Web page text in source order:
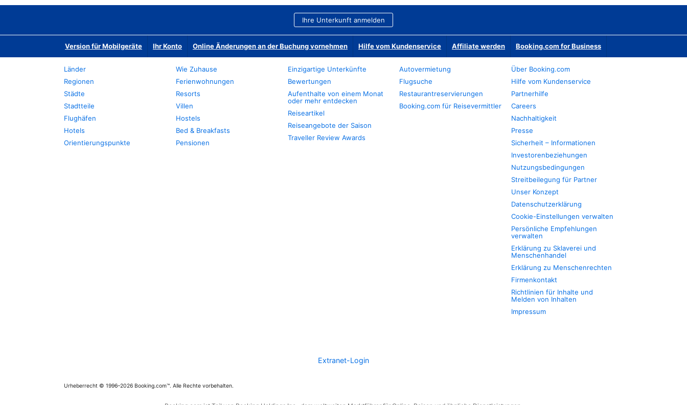
Ihre Unterkunft anmelden
Version für Mobilgeräte Ihr Konto Online Änderungen an der Buchung vornehmen Hilfe vom Kundenservice Affiliate werden Booking.com for Business
Länder
Regionen
Städte
Stadtteile
Flughäfen
Hotels
Orientierungspunkte
Wie Zuhause
Ferienwohnungen
Resorts
Villen
Hostels
Bed & Breakfasts
Pensionen
Einzigartige Unterkünfte
Bewertungen
Aufenthalte von einem Monat
oder mehr entdecken
Reiseartikel
Reiseangebote der Saison
Traveller Review Awards
Autovermietung
Flugsuche
Restaurantreservierungen
Booking.com für Reisevermittler
Über Booking.com
Hilfe vom Kundenservice
Partnerhilfe
Careers
Nachhaltigkeit
Presse
Sicherheit – Informationen
Investorenbeziehungen
Nutzungsbedingungen
Streitbeilegung für Partner
Unser Konzept
Datenschutzerklärung
Cookie-Einstellungen verwalten
Persönliche Empfehlungen
verwalten
Erklärung zu Sklaverei und
Menschenhandel
Erklärung zu Menschenrechten
Firmenkontakt
Richtlinien für Inhalte und
Melden von Inhalten
Impressum
Extranet-Login
Urheberrecht © 1996–2026 Booking.com™. Alle Rechte vorbehalten.